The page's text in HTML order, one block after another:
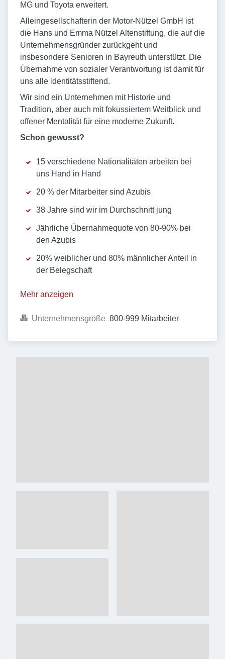
MG und Toyota erweitert.
Alleingesellschafterin der Motor-Nützel GmbH ist
die Hans und Emma Nützel Altenstiftung, die auf die
Unternehmensgründer zurückgeht und
insbesondere Senioren in Bayreuth unterstützt. Die
Übernahme von sozialer Verantwortung ist damit für
uns alle identitätsstiftend.
Wir sind ein Unternehmen mit Historie und
Tradition, aber auch mit fokussiertem Weitblick und
offener Mentalität für eine moderne Zukunft.
Schon gewusst?
15 verschiedene Nationalitäten arbeiten bei
uns Hand in Hand
20 % der Mitarbeiter sind Azubis
38 Jahre sind wir im Durchschnitt jung
Jährliche Übernahmequote von 80-90% bei
den Azubis
20% weiblicher und 80% männlicher Anteil in
der Belegschaft
Mehr anzeigen
Unternehmensgröße 800-999 Mitarbeiter